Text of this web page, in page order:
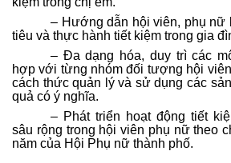
– Hướng dẫn hội viên, phụ nữ
tiêu và thực hành tiết kiệm trong gia
– Đa dạng hóa, duy trì các
hợp với từng nhóm đối tượng hội
cách thức quản lý và sử dụng các
quả có ý nghĩa.
– Phát triển hoạt động tiết
sâu rộng trong hội viên phụ nữ theo
năm của Hội Phụ nữ thành phố.